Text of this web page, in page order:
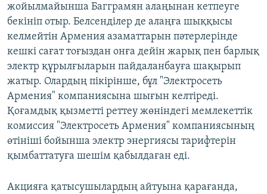
жойылмайынша Багграмян алаңынан кетпеуге
бекініп отыр. Белсенділер де алаңға шыққысы
келмейтін Армения азаматтарын пәтерлерінде
кешкі сағат тоғыздан онға дейін жарық пен барлық
электр құрылғыларын пайдаланбауға шақырып
жатыр. Олардың пікірінше, бұл "Электросеть
Армения" компаниясына шығын келтіреді.
Қоғамдық қызметті реттеу жөніндегі мемлекеттік
комиссия "Электросеть Армения" компаниясының
өтініші бойынша электр энергиясы тарифтерін
қымбаттатуға шешім қабылдаған еді.
Акцияға қатысушылардың айтуына қарағанда,